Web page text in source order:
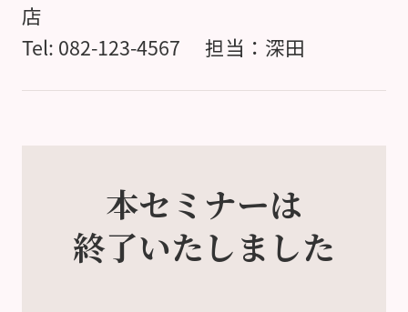
店
Tel: 082-123-4567 担当：深田
本セミナーは
終了いたしました